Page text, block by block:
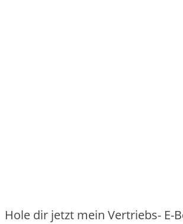
Hole dir jetzt mein Vertriebs- E-